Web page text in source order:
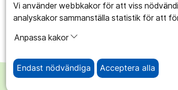
Vi använder webbkakor för att viss
analyskakor sammanställa statistik för att
Anpassa kakor
Endast nödvändiga Acceptera alla